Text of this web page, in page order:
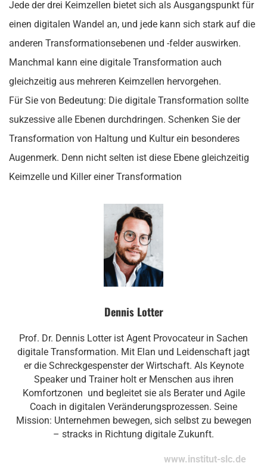
Jede der drei Keimzellen bietet sich als Ausgangspunkt für
einen digitalen Wandel an, und jede kann sich stark auf die
anderen Transformationsebenen und -felder auswirken.
Manchmal kann eine digitale Transformation auch
gleichzeitig aus mehreren Keimzellen hervorgehen.
Für Sie von Bedeutung: Die digitale Transformation sollte
sukzessive alle Ebenen durchdringen. Schenken Sie der
Transformation von Haltung und Kultur ein besonderes
Augenmerk. Denn nicht selten ist diese Ebene gleichzeitig
Keimzelle und Killer einer Transformation
Dennis Lotter
Prof. Dr. Dennis Lotter ist Agent Provocateur in Sachen
digitale Transformation. Mit Elan und Leidenschaft jagt
er die Schreckgespenster der Wirtschaft. Als Keynote
Speaker und Trainer holt er Menschen aus ihren
Komfortzonen und begleitet sie als Berater und Agile
Coach in digitalen Veränderungsprozessen. Seine
Mission: Unternehmen bewegen, sich selbst zu bewegen
– stracks in Richtung digitale Zukunft.
www.institut-slc.de